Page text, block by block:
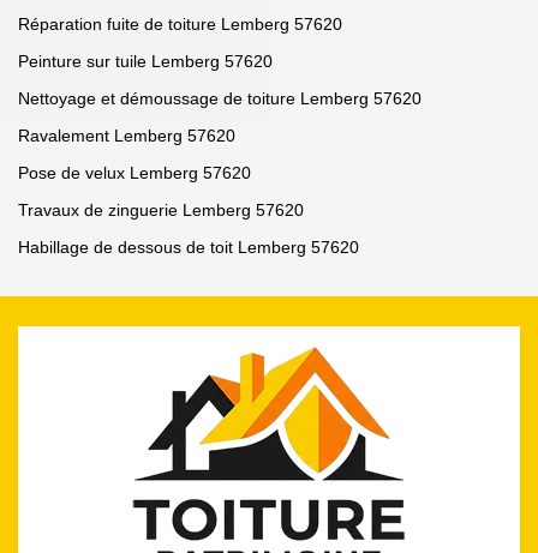
Réparation fuite de toiture Lemberg 57620
Peinture sur tuile Lemberg 57620
Nettoyage et démoussage de toiture Lemberg 57620
Ravalement Lemberg 57620
Pose de velux Lemberg 57620
Travaux de zinguerie Lemberg 57620
Habillage de dessous de toit Lemberg 57620